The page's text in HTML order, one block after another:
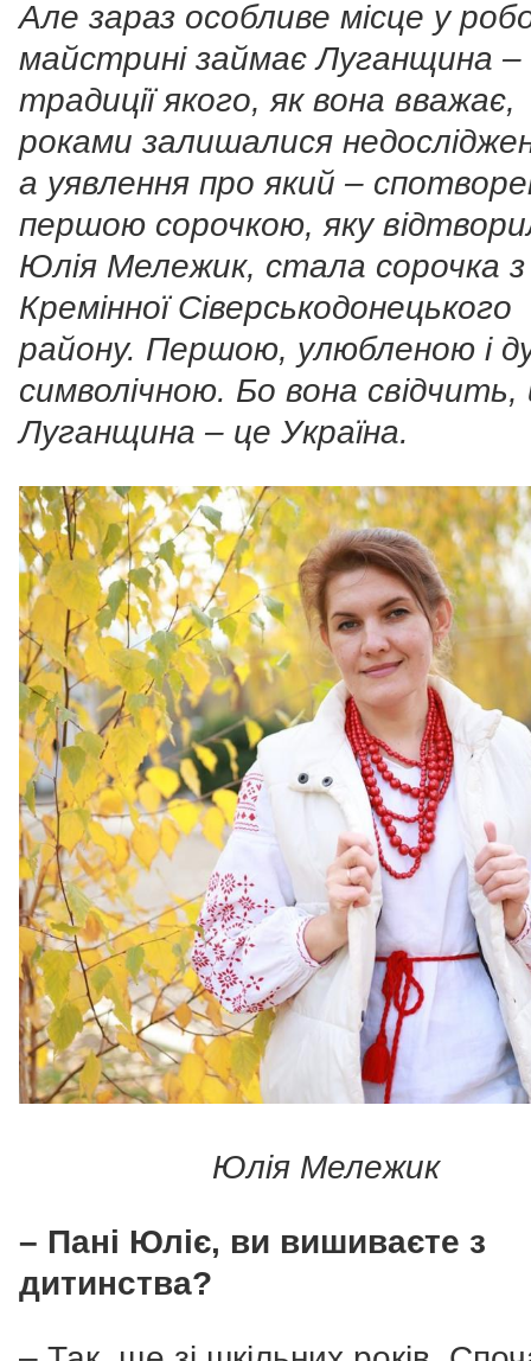
Але зараз особливе місце у
майстрині займає Луганщина –
традиції якого, як вона вважає,
роками залишалися
а уявлення про який –
першою сорочкою, яку
Юлія Мележик, стала сорочка з
Кремінної Сіверськодонецького
району. Першою, улюбленою і
символічною. Бо вона
Луганщина – це Україна.
Юлія Мележик
– Пані Юліє, ви вишиваєте з
дитинства?